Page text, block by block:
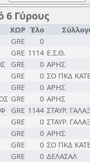
6 Γύρους
ΧΩΡ Έλο
GRE
0
GRE 1114 Ε.Σ.Θ.
GRE 0 ΑΡΗΣ
GRE 0 ΣΟ ΠΚΔ
GRE 0 ΑΡΗΣ
GRE 0 ΑΡΗΣ
GRE 1144 ΣΤΑΥΡ.
GRE 0 ΣΤΑΥΡ.
GRE 0 ΑΡΗΣ
GRE 0 ΣΟ ΠΚΔ
GRE 0 ΔΕΛΑΣΑΛ